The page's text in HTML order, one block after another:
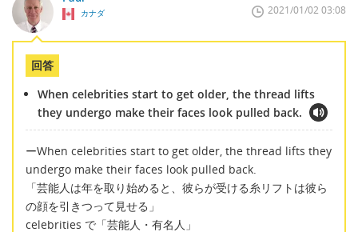
カナダ 2021/01/02 03:08
回答
When celebrities start to get older, the thread lifts
they undergo make their faces look pulled back.
ーWhen celebrities start to get older, the thread lifts they
undergo make their faces look pulled back.
「芸能人は年を取り始めると、彼らが受ける糸リフトは彼ら
の顔を引きつって見せる」
celebrities で「芸能人・有名人」